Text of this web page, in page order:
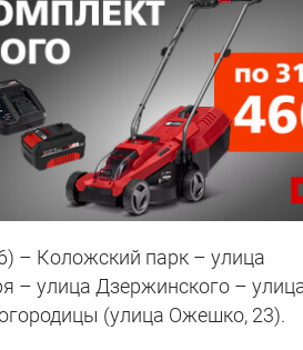
– Коложский парк – улица
– улица Дзержинского –
(улица Ожешко, 23).